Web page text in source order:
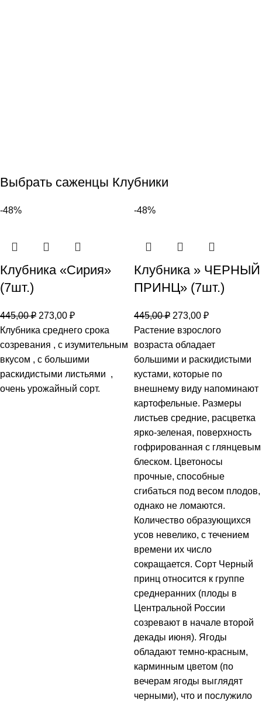
Выбрать саженцы Клубники
-48%
Клубника «Сирия»
(7шт.)
445,00₽ 273,00 ₽
Клубника среднего срока
созревания , с изумительным
вкусом , с большими
раскидистыми листьями ,
очень урожайный сорт.
-48%
Клубника » ЧЕРНЫЙ
ПРИНЦ» (7шт.)
445,00₽ 273,00 ₽
Растение взрослого
возраста обладает
большими и раскидистыми
кустами, которые по
внешнему виду напоминают
картофельные. Размеры
листьев средние, расцветка
ярко-зеленая, поверхность
гофрированная с глянцевым
блеском. Цветоносы
прочные, способные
сгибаться под весом плодов,
однако не ломаются.
Количество образующихся
усов невелико, с течением
времени их число
сокращается. Сорт Черный
принц относится к группе
среднеранних (плоды в
Центральной России
созревают в начале второй
декады июня). Ягоды
обладают темно-красным,
карминным цветом (по
вечерам ягоды выглядят
черными), что и послужило